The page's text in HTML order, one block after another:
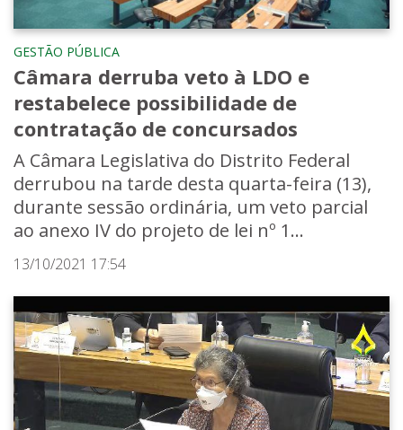
GESTÃO PÚBLICA
Câmara derruba veto à LDO e
restabelece possibilidade de
contratação de concursados
A Câmara Legislativa do Distrito Federal
derrubou na tarde desta quarta-feira (13),
durante sessão ordinária, um veto parcial
ao anexo IV do projeto de lei nº 1...
13/10/2021 17:54